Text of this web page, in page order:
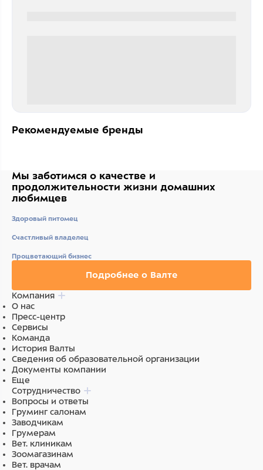
Рекомендуемые бренды
Мы заботимся о качестве и
продолжительности жизни домашних
любимцев
Здоровый питомец
Счастливый владелец
Процветающий бизнес
Подробнее о Валте
Компания
О нас
Пресс-центр
Сервисы
Команда
История Валты
Сведения об образовательной организации
Документы компании
Еще
Сотрудничество
Вопросы и ответы
Груминг салонам
Заводчикам
Грумерам
Вет. клиникам
Зоомагазинам
Вет. врачам